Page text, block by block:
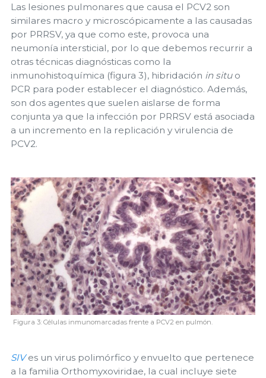
Las lesiones pulmonares que causa el PCV2 son
similares macro y microscópicamente a las causadas
por PRRSV, ya que como este, provoca una
neumonía intersticial, por lo que debemos recurrir a
otras técnicas diagnósticas como la
inmunohistoquímica (figura 3), hibridación in situo
PCR para poder establecer el diagnóstico. Además,
son dos agentes que suelen aislarse de forma
conjunta ya que la infección por PRRSV está asociada
a un incremento en la replicación y virulencia de
PCV2.
Figura 3: Células inmunomarcadas frente a PCV2 en pulmón.
SIVes un virus polimórfico y envuelto que pertenece
a la familia Orthomyxoviridae, la cual incluye siete